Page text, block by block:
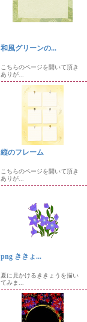
和風グリーンの...
こちらのページを開いて頂き
ありが...
縦のフレーム
こちらのページを開いて頂き
ありが...
png ききょ...
夏に見かけるききょうを描い
てみま...